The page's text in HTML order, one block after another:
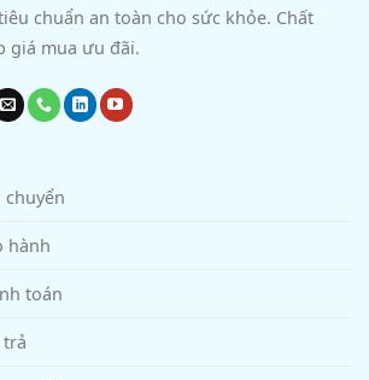
chuẩn an toàn cho sức khỏe. Chất
giá mua ưu đãi.
chuyển
hành
toán
trả